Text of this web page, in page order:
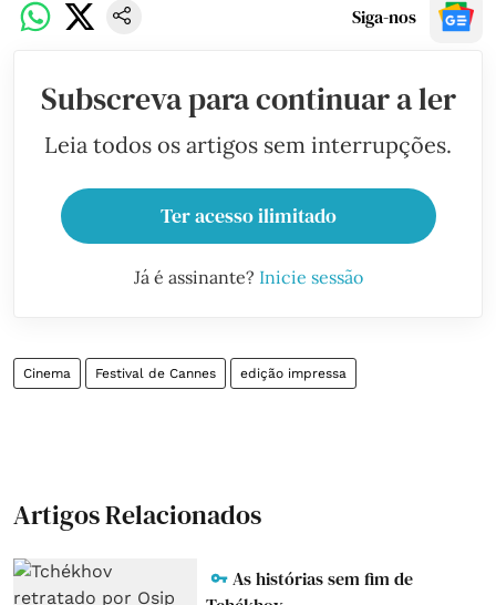
Siga-nos
Subscreva para continuar a ler
Leia todos os artigos sem interrupções.
Ter acesso ilimitado
Já é assinante? Inicie sessão
Cinema Festival de Cannes edição impressa
Artigos Relacionados
As histórias sem fim de